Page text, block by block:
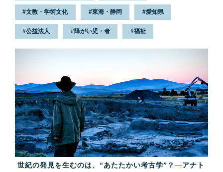
員は考えた。コンサートに来たくても、来られない人がいる。そ
の“壁”は何だろう。誰もが音楽を楽しむには、どうしたらいいだろう。
一人の気づきからコンサートは始まった。声を出してもいい。立ち上が
ってもいい。そんな自由なコンサートは2019年11月に20周年を迎え、
文教・学術文化 東海・静岡 愛知県
公益法人 障がい児・者 福祉
世紀の発見を生むのは、“あたたかい考古学”？—アナト